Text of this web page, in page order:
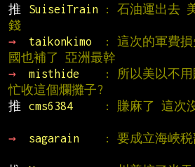
推
SuiseiTrain
: 石油運出去
錢
→
taikonkimo
: 這次的軍費
國也補了 亞洲最幹
→
misthide
: 所以美以不
忙收這個爛攤子?
推
cms6384
: 賺麻了 這次
→
sagarain
: 要成立海峽